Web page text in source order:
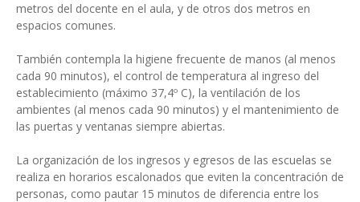
metros del docente en el aula, y de otros dos metros en
espacios comunes.
También contempla la higiene frecuente de manos (al menos
cada 90 minutos), el control de temperatura al ingreso del
establecimiento (máximo 37,4º C), la ventilación de los
ambientes (al menos cada 90 minutos) y el mantenimiento de
las puertas y ventanas siempre abiertas.
La organización de los ingresos y egresos de las escuelas se
realiza en horarios escalonados que eviten la concentración de
personas, como pautar 15 minutos de diferencia entre los